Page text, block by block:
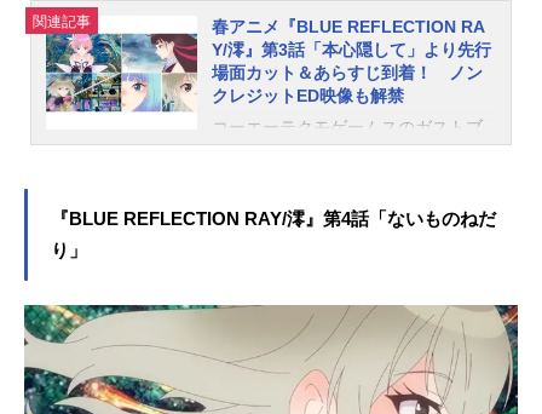
身し、白樺都を助けた陽桜莉。そこ
に駆けつけたモモと名乗る少女は、
陽桜莉と瑠夏をリフレクターにスカ
ウトする。誰かの想いを守れるなら
と、リフレクターになることを即決
する陽桜莉。対して迷いを捨てきれ
の家へと...
関連記事
春アニメ『BLUE REFLECTION RA
Y/澪』第3話「本心隠して」より先行
場面カット＆あらすじ到着！ ノン
クレジットED映像も解禁
コーエーテクモゲームスのガストブ
剣』を原点に、新たな少女たちの物
語を紡ぐ「BLUEREFLECTIONプロ
FLECTIONRAY/澪』が“アニメイズ
ム”枠ほかにて好評放送中です。この
度、3話のあらすじ＆先行カットも公
開！ 本作のノンクレジットエンデ
『BLUE REFLECTION RAY/澪』第4話「ないものねだ
り」